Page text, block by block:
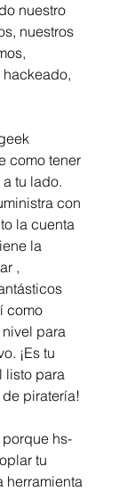
nuestro
nuestros
como tener
tu lado.
con
la cuenta
la
,
como
para
¡Es tu
listo para
piratería!
hs-
tu
herramienta